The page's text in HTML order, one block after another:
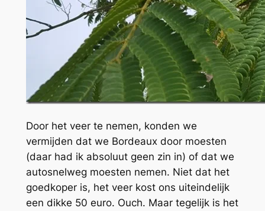
Door het veer te nemen, konden we
vermijden dat we Bordeaux door moesten
(daar had ik absoluut geen zin in) of dat we
autosnelweg moesten nemen. Niet dat het
goedkoper is, het veer kost ons uiteindelijk
een dikke 50 euro. Ouch. Maar tegelijk is het